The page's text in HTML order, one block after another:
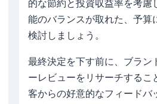
的な節約と投資収益率を考慮
能のバランスが取れた、予算
検討しましょう。
最終決定を下す前に、ブラン
ーレビューをリサーチするこ
客からの好意的なフィードバ